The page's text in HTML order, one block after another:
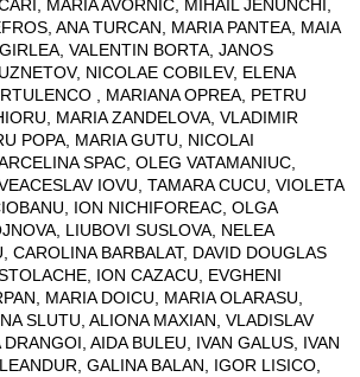
MARIA AVORNIC, MIHAIL JENUNCHI,
ANA TURCAN, MARIA PANTEA, MAIA
VALENTIN BORTA, JANOS
NICOLAE COBILEV, ELENA
, MARIANA OPREA, PETRU
MARIA ZANDELOVA, VLADIMIR
POPA, MARIA GUTU, NICOLAI
SPAC, OLEG VATAMANIUC,
IOVU, TAMARA CUCU, VIOLETA
ION NICHIFOREAC, OLGA
LIUBOVI SUSLOVA, NELEA
CAROLINA BARBALAT, DAVID DOUGLAS
ION CAZACU, EVGHENI
MARIA DOICU, MARIA OLARASU,
SLUTU, ALIONA MAXIAN, VLADISLAV
AIDA BULEU, IVAN GALUS, IVAN
GALINA BALAN, IGOR LISICO,